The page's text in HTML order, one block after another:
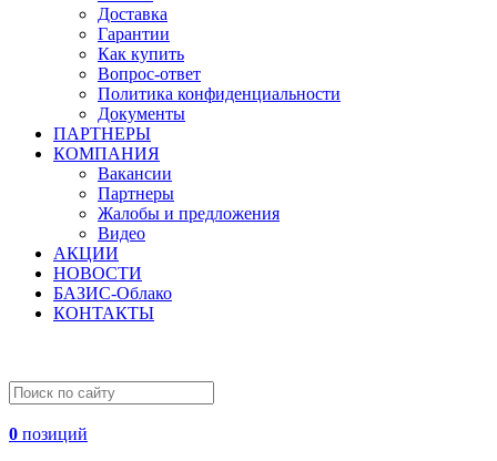
Доставка
Гарантии
Как купить
Вопрос-ответ
Политика конфиденциальности
Документы
ПАРТНЕРЫ
КОМПАНИЯ
Вакансии
Партнеры
Жалобы и предложения
Видео
АКЦИИ
НОВОСТИ
БАЗИС-Облако
КОНТАКТЫ
0 позиций